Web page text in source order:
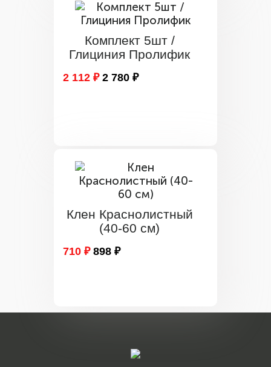
Комплект 5шт /
Глициния Пролифик
2 112 ₽ 2 780 ₽
Клен Краснолистный
(40-60 см)
710 ₽ 898 ₽